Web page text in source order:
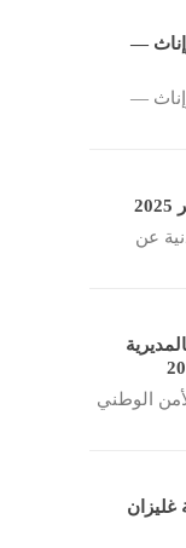
—
—
عن
الوطني
غليزان